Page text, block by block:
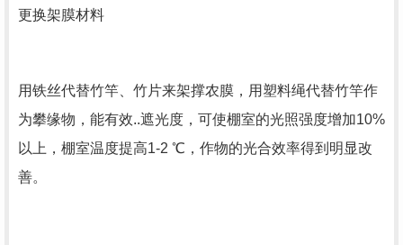
更换架膜材料
用铁丝代替竹竿、竹片来架撑农膜，用塑料绳代替竹竿作
为攀缘物，能有效..遮光度，可使棚室的光照强度增加10%
以上，棚室温度提高1-2 ℃，作物的光合效率得到明显改
善。